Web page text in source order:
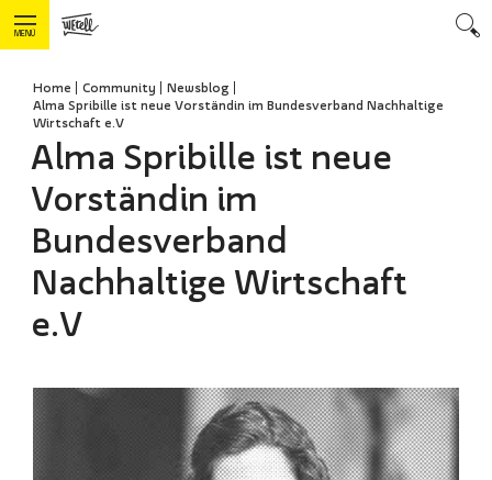
MENÜ
Home Community
Newsblog
Alma Spribille ist neue Vorständin im Bundesverband Nachhaltige
Wirtschaft e.V
Alma Spribille ist neue
Vorständin im
Bundesverband
Nachhaltige Wirtschaft
e.V